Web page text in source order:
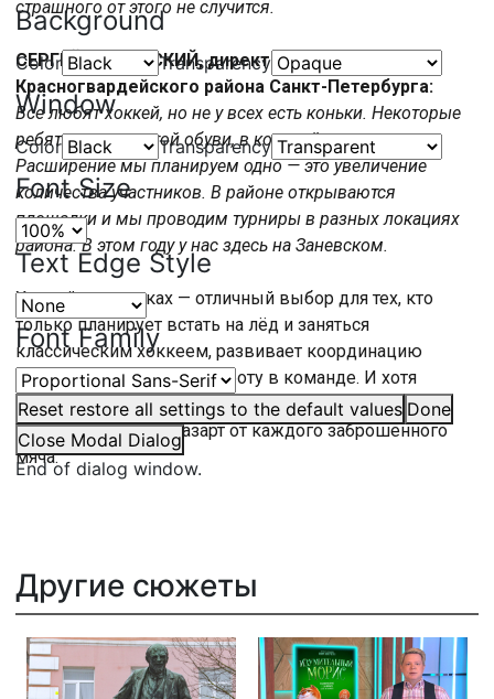
Background
Color Transparency
Window
Color Transparency
Font Size
Text Edge Style
Font Family
Reset restore all settings to the default values Done
Close Modal Dialog
End of dialog window.
страшного от этого не случится.
СЕРГЕЙ СОМИНСКИЙ, директор Центра спорта
Красногвардейского района Санкт-Петербурга:
Все любят хоккей, но не у всех есть коньки. Некоторые
ребята играют в той обуви, в которой пришли.
Расширение мы планируем одно — это увеличение
количества участников. В районе открываются
площадки и мы проводим турниры в разных локациях
района. В этом году у нас здесь на Заневском.
Хоккей в валенках — отличный выбор для тех, кто
только планирует встать на лёд и заняться
классическим хоккеем, развивает координацию
движений и тренирует работу в команде. И хотя
вместо коньков валенки, самое главное остается —
хоккейный драйв и азарт от каждого заброшенного
мяча.
Другие сюжеты